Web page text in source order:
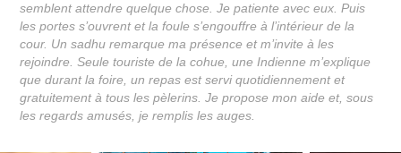
semblent attendre quelque chose. Je patiente avec eux. Puis
les portes s’ouvrent et la foule s’engouffre à l’intérieur de la
cour. Un sadhu remarque ma présence et m’invite à les
rejoindre. Seule touriste de la cohue, une Indienne m’explique
que durant la foire, un repas est servi quotidiennement et
gratuitement à tous les pèlerins. Je propose mon aide et, sous
les regards amusés, je remplis les auges.